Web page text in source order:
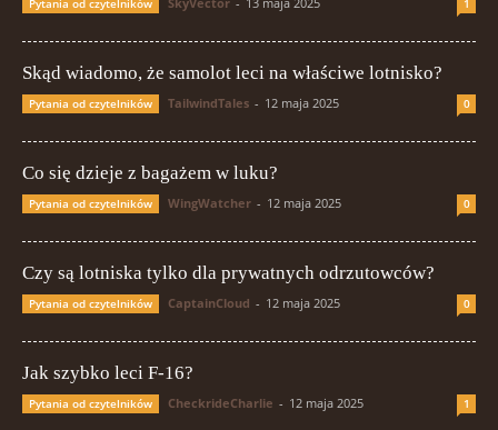
Pytania od czytelników 1
Skąd wiadomo, że samolot leci na właściwe lotnisko?
Pytania od czytelników TailwindTales - 12 maja 2025 0
Co się dzieje z bagażem w luku?
Pytania od czytelników WingWatcher - 12 maja 2025 0
Czy są lotniska tylko dla prywatnych odrzutowców?
Pytania od czytelników CaptainCloud - 12 maja 2025 0
Jak szybko leci F-16?
Pytania od czytelników CheckrideCharlie - 12 maja 2025 1